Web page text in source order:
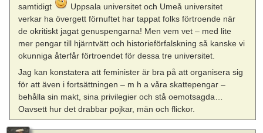
samtidigt
Uppsala universitet och Umeå universitet
verkar ha övergett förnuftet har tappat folks förtroende när
de okritiskt jagat genuspengarna! Men vem vet – med lite
mer pengar till hjärntvätt och historieförfalskning så kanske vi
okunniga återfår förtroendet för dessa tre universitet.
Jag kan konstatera att feminister är bra på att organisera sig
för att även i fortsättningen – m h a våra skattepengar –
behålla sin makt, sina privilegier och stå oemotsagda…
Oavsett hur det drabbar pojkar, män och flickor.